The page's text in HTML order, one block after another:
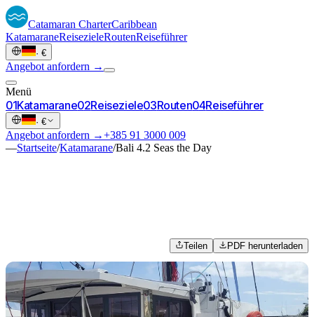
Catamaran CharterCaribbean
KatamaraneReisezieleRoutenReiseführer
· €
Angebot anfordern →
Menü
01Katamarane02Reiseziele03Routen04Reiseführer
· €
Angebot anfordern →+385 91 3000 009
—Startseite/Katamarane/Bali 4.2 Seas the Day
Teilen PDF herunterladen